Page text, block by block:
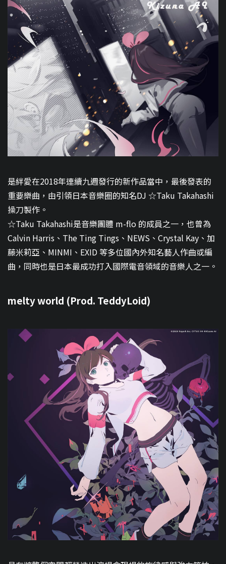
是絆愛在2018年連續九週發行的新作品當中，最後發表的
重要樂曲，由引領日本音樂圈的知名DJ ☆Taku Takahashi
操刀製作。
☆Taku Takahashi是音樂團體 m-flo 的成員之一，也曾為
Calvin Harris、The Ting Tings、NEWS、Crystal Kay、加
藤米莉亞、MINMI、EXID 等多位國內外知名藝人作曲或編
曲，同時也是日本最成功打入國際電音領域的音樂人之一。
melty world (Prod. TeddyLoid)